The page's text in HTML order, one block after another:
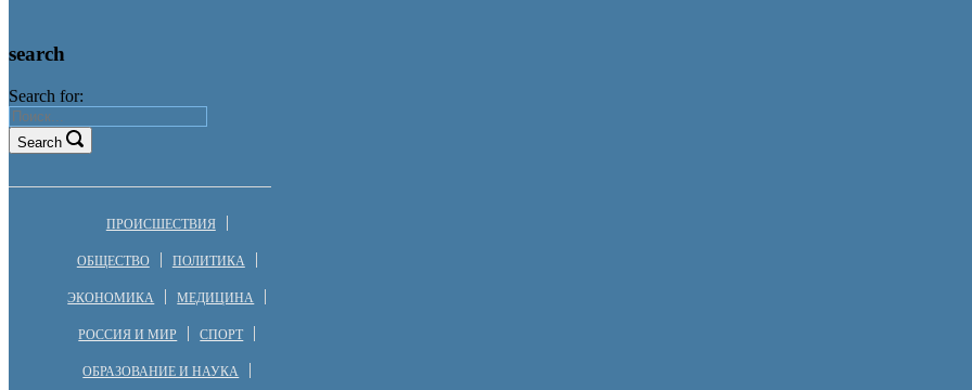
search
Search for:
Search
ПРОИСШЕСТВИЯ
ОБЩЕСТВО ПОЛИТИКА
ЭКОНОМИКА МЕДИЦИНА
РОССИЯ И МИР СПОРТ
ОБРАЗОВАНИЕ И НАУКА